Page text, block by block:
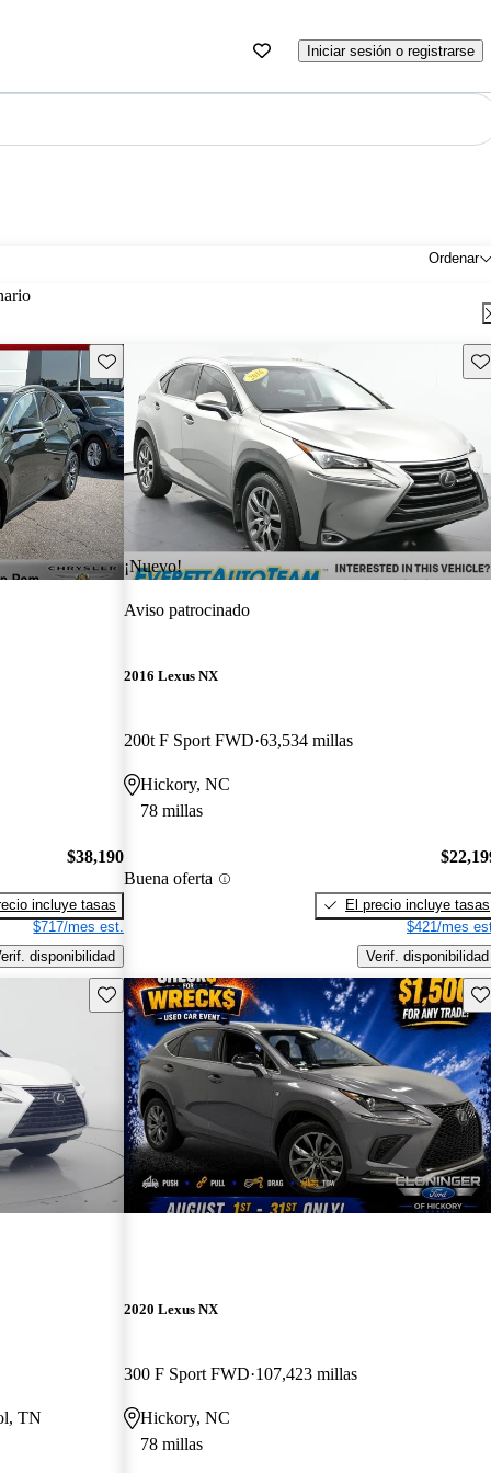
Iniciar sesión o registrarse
Ordenar
Guarda este Aviso
$38,190
incluye tasas
$717/mes est.
disponibilidad
¡Nuevo!
Aviso patrocinado
2016 Lexus NX
200t F Sport FWD 63,534 millas
Hickory, NC
78 millas
Buena oferta
El precio incluye tasas
$421/mes
Verif. disponibilidad
Guarda este Aviso
TN
2020 Lexus NX
300 F Sport FWD 107,423 millas
Hickory, NC
78 millas